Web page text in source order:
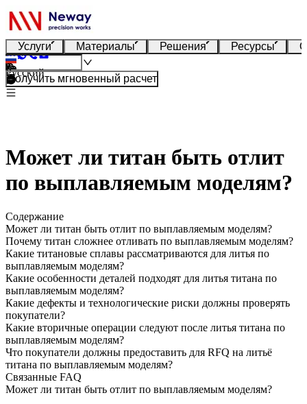
Услуги Материалы Решения Ресурсы
Русский
Получить мгновенный расчет
Может ли титан быть отлит
по выплавляемым моделям?
Содержание
Может ли титан быть отлит по выплавляемым моделям?
Почему титан сложнее отливать по выплавляемым моделям?
Какие титановые сплавы рассматриваются для литья по
выплавляемым моделям?
Какие особенности деталей подходят для литья титана по
выплавляемым моделям?
Какие дефекты и технологические риски должны проверять
покупатели?
Какие вторичные операции следуют после литья титана по
выплавляемым моделям?
Что покупатели должны предоставить для RFQ на литьё
титана по выплавляемым моделям?
Связанные FAQ
Может ли титан быть отлит по выплавляемым моделям?